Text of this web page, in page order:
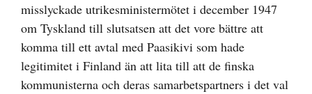
misslyckade utrikesministermötet i december 1947
om Tyskland till slutsatsen att det vore bättre att
komma till ett avtal med Paasikivi som hade
legitimitet i Finland än att lita till att de finska
kommunisterna och deras samarbetspartners i det val